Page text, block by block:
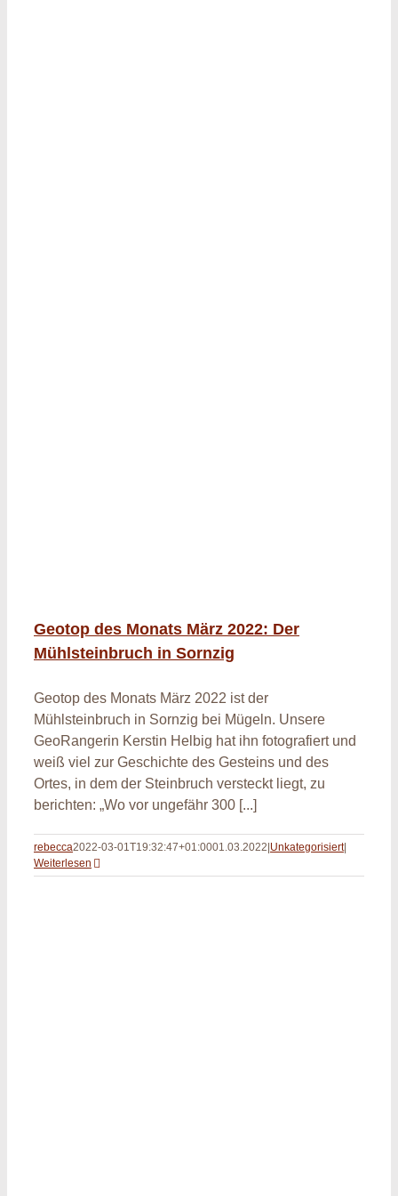
Geotop des Monats März 2022: Der
Mühlsteinbruch in Sornzig
Geotop des Monats März 2022 ist der
Mühlsteinbruch in Sornzig bei Mügeln. Unsere
GeoRangerin Kerstin Helbig hat ihn fotografiert und
weiß viel zur Geschichte des Gesteins und des
Ortes, in dem der Steinbruch versteckt liegt, zu
berichten: „Wo vor ungefähr 300 [...]
rebecca2022-03-01T19:32:47+01:0001.03.2022|Unkategorisiert|
Weiterlesen